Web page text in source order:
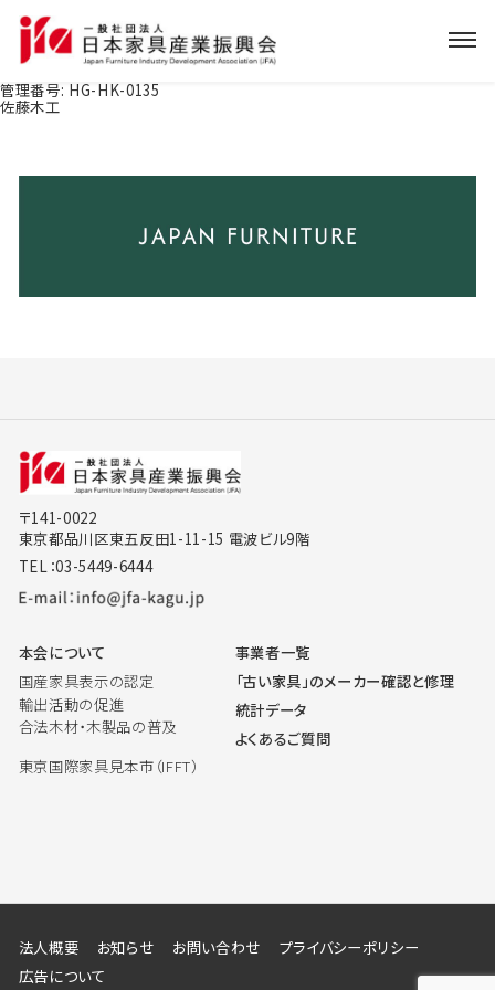
管理番号: HG-HK-0135
佐藤木工
〒141-0022
東京都品川区東五反田1-11-15 電波ビル9階
TEL：03-5449-6444
本会について
国産家具表示の認定
輸出活動の促進
合法木材・木製品の普及
東京国際家具見本市（IFFT）
事業者一覧
「古い家具」のメーカー確認と修理
統計データ
よくあるご質問
法人概要 お知らせ お問い合わせ
プライバシーポリシー
広告について